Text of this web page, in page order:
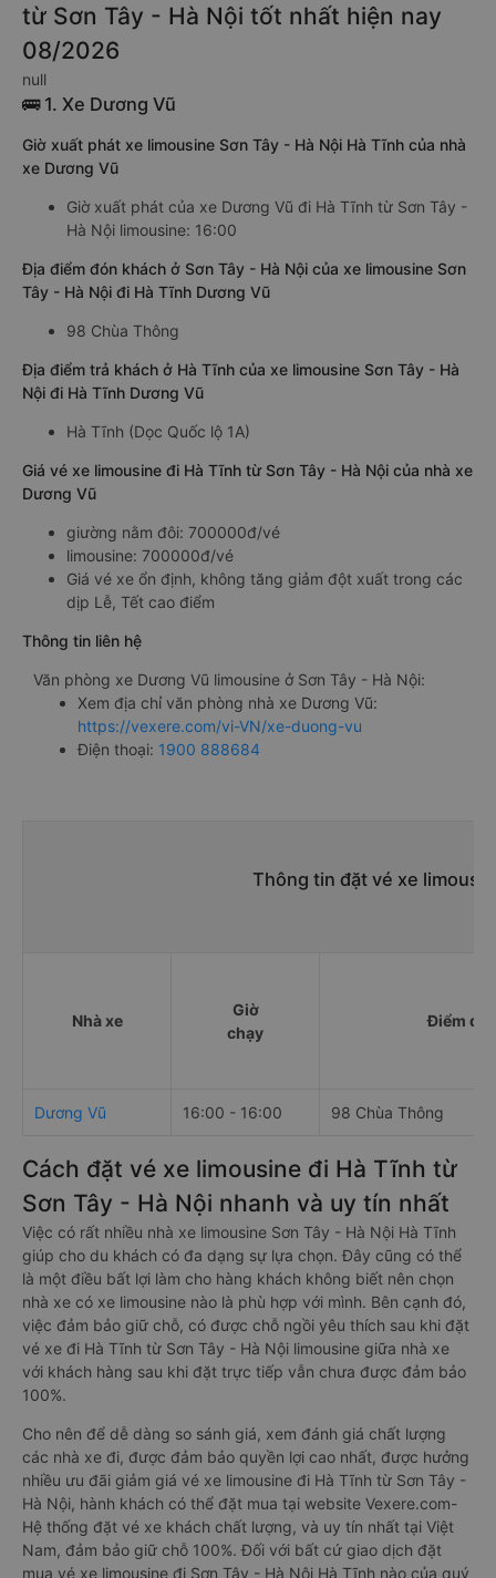
từ Sơn Tây - Hà Nội tốt nhất hiện nay
08/2026
null
🚌 1. Xe Dương Vũ
Giờ xuất phát xe limousine Sơn Tây - Hà Nội Hà Tĩnh của nhà
xe Dương Vũ
Giờ xuất phát của xe Dương Vũ đi Hà Tĩnh từ Sơn Tây -
Hà Nội limousine: 16:00
Địa điểm đón khách ở Sơn Tây - Hà Nội của xe limousine Sơn
Tây - Hà Nội đi Hà Tĩnh Dương Vũ
98 Chùa Thông
Địa điểm trả khách ở Hà Tĩnh của xe limousine Sơn Tây - Hà
Nội đi Hà Tĩnh Dương Vũ
Hà Tĩnh (Dọc Quốc lộ 1A)
Giá vé xe limousine đi Hà Tĩnh từ Sơn Tây - Hà Nội của nhà xe
Dương Vũ
giường nằm đôi: 700000đ/vé
limousine: 700000đ/vé
Giá vé xe ổn định, không tăng giảm đột xuất trong các
dịp Lễ, Tết cao điểm
Thông tin liên hệ
Văn phòng xe Dương Vũ limousine ở Sơn Tây - Hà Nội:
Xem địa chỉ văn phòng nhà xe Dương Vũ:
https://vexere.com/vi-VN/xe-duong-vu
Điện thoại: 1900 888684
Thông tin đặt vé xe
Nhà xe
Giờ
chạy
Điểm đi
Dương Vũ 16:00 - 16:00 98 Chùa Thông
Cách đặt vé xe limousine đi Hà Tĩnh từ
Sơn Tây - Hà Nội nhanh và uy tín nhất
Việc có rất nhiều nhà xe limousine Sơn Tây - Hà Nội Hà Tĩnh
giúp cho du khách có đa dạng sự lựa chọn. Đây cũng có thể
là một điều bất lợi làm cho hàng khách không biết nên chọn
nhà xe có xe limousine nào là phù hợp với mình. Bên cạnh đó,
việc đảm bảo giữ chỗ, có được chỗ ngồi yêu thích sau khi đặt
vé xe đi Hà Tĩnh từ Sơn Tây - Hà Nội limousine giữa nhà xe
với khách hàng sau khi đặt trực tiếp vẫn chưa được đảm bảo
100%.
Cho nên để dễ dàng so sánh giá, xem đánh giá chất lượng
các nhà xe đi, được đảm bảo quyền lợi cao nhất, được hưởng
nhiều ưu đãi giảm giá vé xe limousine đi Hà Tĩnh từ Sơn Tây -
Hà Nội, hành khách có thể đặt mua tại website Vexere.com-
Hệ thống đặt vé xe khách chất lượng, và uy tín nhất tại Việt
Nam, đảm bảo giữ chỗ 100%. Đối với bất cứ giao dịch đặt
mua vé xe limousine đi Sơn Tây - Hà Nội Hà Tĩnh nào của quý